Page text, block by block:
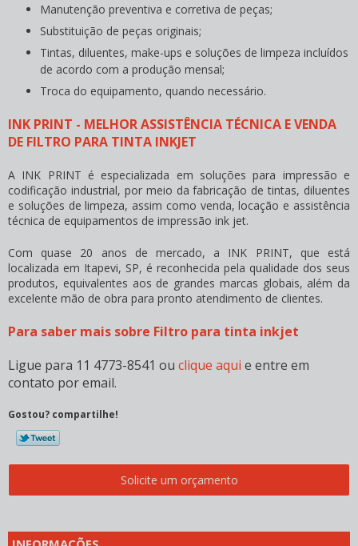
Manutenção preventiva e corretiva de peças;
Substituição de peças originais;
Tintas, diluentes, make-ups e soluções de limpeza incluídos
de acordo com a produção mensal;
Troca do equipamento, quando necessário.
INK PRINT - MELHOR ASSISTÊNCIA TÉCNICA E VENDA
DE FILTRO PARA TINTA INKJET
A INK PRINT é especializada em soluções para impressão e
codificação industrial, por meio da fabricação de tintas, diluentes
e soluções de limpeza, assim como venda, locação e assistência
técnica de equipamentos de impressão ink jet.
Com quase 20 anos de mercado, a INK PRINT, que está
localizada em Itapevi, SP, é reconhecida pela qualidade dos seus
produtos, equivalentes aos de grandes marcas globais, além da
excelente mão de obra para pronto atendimento de clientes.
Para saber mais sobre Filtro para tinta inkjet
Ligue para 11 4773-8541 ou clique aqui e entre em
contato por email.
Gostou? compartilhe!
Solicite um orçamento